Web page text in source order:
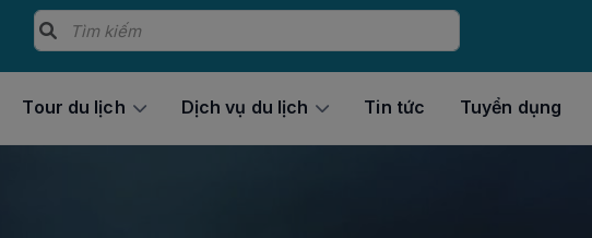
Tour du lịch Dịch vụ du lịch Tin tức Tuyển dụng